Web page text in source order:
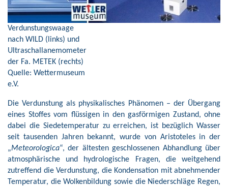
Verdunstungswaage
nach WILD (links) und
Ultraschallanemometer
der Fa. METEK (rechts)
Quelle: Wettermuseum
e.V.
Die Verdunstung als physikalisches Phänomen – der Übergang
eines Stoffes vom flüssigen in den gasförmigen Zustand, ohne
dabei die Siedetemperatur zu erreichen, ist bezüglich Wasser
seit tausenden Jahren bekannt, wurde von Aristoteles in der
„Meteorologica“, der ältesten geschlossenen Abhandlung über
atmosphärische und hydrologische Fragen, die weitgehend
zutreffend die Verdunstung, die Kondensation mit abnehmender
Temperatur, die Wolkenbildung sowie die Niederschläge Regen,